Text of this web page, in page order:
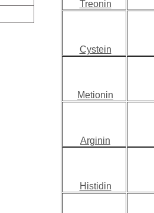
Treonin
Cystein
Metionin
Arginin
Histidin